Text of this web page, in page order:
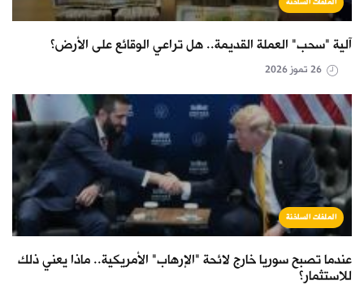
آلية "سحب" العملة القديمة.. هل تراعي الوقائع على الأرض؟
الملفات الساخنة
عندما تصبح سوريا خارج لائحة "الإرهاب" الأمريكية.. ماذا يعني ذلك
للاستثمار؟